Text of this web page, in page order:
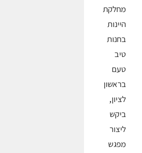
מחלקת
היינות
בחנות
טיב
טעם
בראשון
לציון,
ביקש
ליצור
מפגש